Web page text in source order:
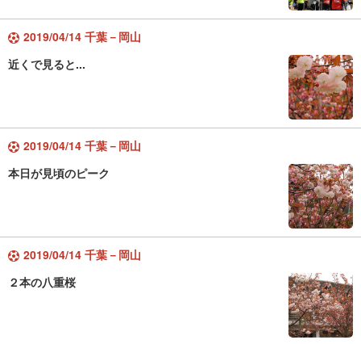
2019/04/14 千葉－岡山
近くで見ると...
2019/04/14 千葉－岡山
本日が見頃のピーク
2019/04/14 千葉－岡山
２本の八重桜